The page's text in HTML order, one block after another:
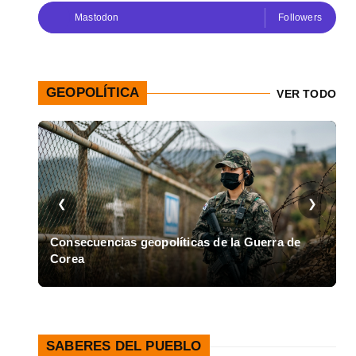
Mastodon Followers
GEOPOLÍTICA VER TODO
❮
Consecuencias geopolíticas de la Guerra de
Corea
❯
SABERES DEL PUEBLO